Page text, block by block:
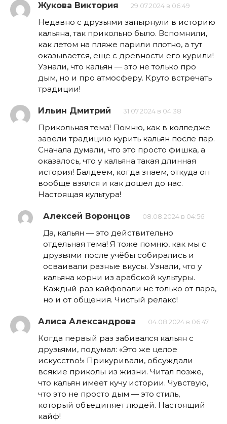
Жукова Виктория 29.07.2024 в 06:49
Недавно с друзьями занырнули в историю
кальяна, так прикольно было. Вспомнили,
как летом на пляже парили плотно, а тут
оказывается, еще с древности его курили!
Узнали, что кальян — это не только про
дым, но и про атмосферу. Круто встречать
традиции!
Ильин Дмитрий 31.07.2024 в 04:38
Прикольная тема! Помню, как в колледже
завели традицию курить кальян после пар.
Сначала думали, что это просто фишка, а
оказалось, что у кальяна такая длинная
история! Балдеем, когда знаем, откуда он
вообще взялся и как дошел до нас.
Настоящая культура!
Алексей Воронцов 08.08.2024 в 04:56
Да, кальян — это действительно
отдельная тема! Я тоже помню, как мы с
друзьями после учёбы собирались и
осваивали разные вкусы. Узнали, что у
кальяна корни из арабской культуры.
Каждый раз кайфовали не только от пара,
но и от общения. Чистый релакс!
Алиса Александрова 04.08.2024 в 06:47
Когда первый раз забивался кальян с
друзьями, подумал: «Это же целое
искусство!» Прикуривали, обсуждали
всякие приколы из жизни. Читал позже,
что кальян имеет кучу истории. Чувствую,
что это не просто дым — это стиль,
который объединяет людей. Настоящий
кайф!